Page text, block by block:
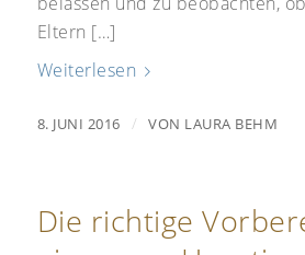
Eltern […]
Weiterlesen
8. JUNI 2016 / VON LAURA BEHM
Die richtige